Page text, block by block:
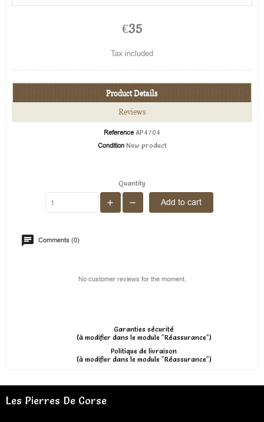
€35
Tax included
Product Details
Reviews
Reference AP4704
Condition New product
Quantity
Add to cart
Comments (0)
No customer reviews for the moment.
Garanties sécurité
(à modifier dans le module "Réassurance")
Politique de livraison
(à modifier dans le module "Réassurance")
Les Pierres De Corse